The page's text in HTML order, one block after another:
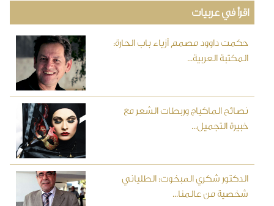
اقرأ في عربيات
حكمت داوود مصمم أزياء باب الحارة:
المكتبة العربية...
نصائح الماكياج وربطات الشعر مع
خبيرة التجميل...
الدكتور شكري المبخوت: الطلياني
شخصية من عالمنا...